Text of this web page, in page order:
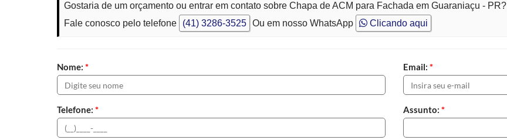
Gostaria de um orçamento ou entrar em contato sobre Chapa de ACM para Fachada em Guaraniaçu - PR?
Fale conosco pelo telefone
(41) 3286-3525 Ou em nosso WhatsApp Clicando aqui
Nome:* Email: *
Telefone:* Assunto: *